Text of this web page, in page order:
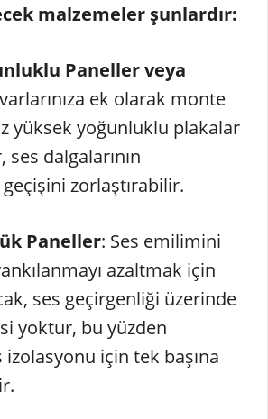
malzemeler şunlardır:
Paneller veya
ek olarak monte
yüksek yoğunluklu plakalar
dalgalarının
geçişini zorlaştırabilir.
Paneller: Ses emilimini
azaltmak için
ses geçirgenliği üzerinde
yoktur, bu yüzden
için tek başına